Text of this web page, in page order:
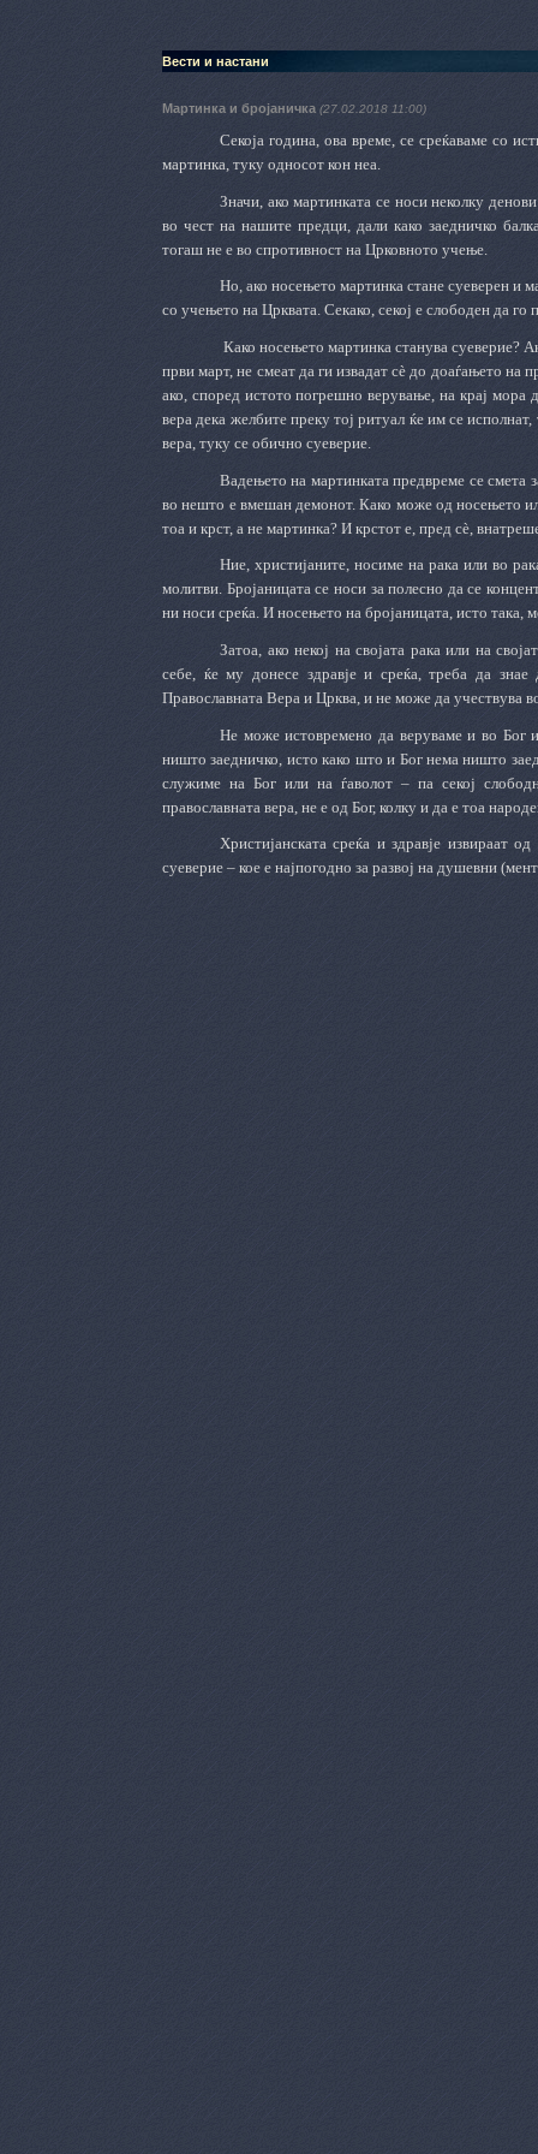
Вести и настани
Мартинка и бројаничка (27.02.2018 11:00)
Секоја година, ова време, се среќаваме со
мартинка, туку односот кон неа.
Значи, ако мартинкатасе носи неколку
во чест на нашите предци , дали како заедничко
тогаш не е во спротивност на Црковното учење.
Но, аконосењето мартинка стане суеверен и
со учењето на Црквата. Секако, секој е слободен да
Како носењето мартинка станува суеверие?
први март, не смеат да ги извадат сѐ до доаѓањето на
ако , според истото погрешно верување, на крај мора
вера дека желбитепреку тој ритуал ќе им се
вера, туку се обично суеверие.
Вадењето на мартинката предвреме се смета
во нешто е вмешан демонот. Како може од носењето
тоа и крст, а не мартинка? И крстот е, пред сѐ,
Ние, христијаните, носиме на рака или во
молитви. Бројаницата се носи за полесно да се
ни носи среќа. И носењето на бројаницата, исто така,
Затоа, ако некој на својата рака или на
себе,
ќе му донесе здравје и среќа, треба да знае
Православната Вера и Црква, и не може да учествува
Не може истовремено да веруваме и во Бог
ништо заедничко, исто како што и Бог нема ништо
служиме на Бог или на ѓаволот – па секој
православната вера, не е од Бог, колку и да е тоа
Христијанската среќа и здравје извираат
суеверие – кое е најпогодно за развој на душевни